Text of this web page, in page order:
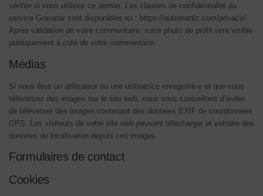
vérifier si vous utilisez ce dernier. Les clauses de confidentialité du
service Gravatar sont disponibles ici : https://automattic.com/privacy/.
Après validation de votre commentaire, votre photo de profil sera visible
publiquement à coté de votre commentaire.
Médias
Si vous êtes un utilisateur ou une utilisatrice enregistré·e et que vous
téléversez des images sur le site web, nous vous conseillons d’éviter
de téléverser des images contenant des données EXIF de coordonnées
GPS. Les visiteurs de votre site web peuvent télécharger et extraire des
données de localisation depuis ces images.
Formulaires de contact
Cookies